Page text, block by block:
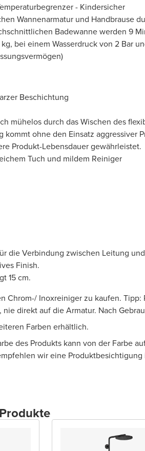
- Kindersicher
Wannenarmatur und Handbrause
Badewanne werden 9
bei einem Wasserdruck von 2 Bar
Beschichtung
mühelos durch das Wischen des
ohne den Einsatz aggressiver
Produkt-Lebensdauer gewährleistet.
Tuch und mildem Reiniger
die Verbindung zwischen Leitung
Finish.
15 cm.
Chrom-/ Inoxreiniger zu kaufen.
direkt auf die Armatur. Nach
Farben erhältlich.
des Produkts kann von der Farbe
wir eine